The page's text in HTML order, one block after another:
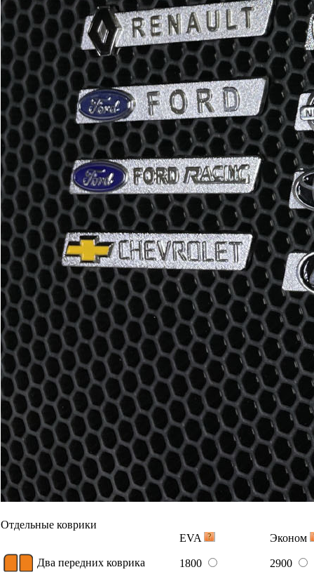
Отдельные коврики
EVA
Эконом
Два передних коврика 1800 2900